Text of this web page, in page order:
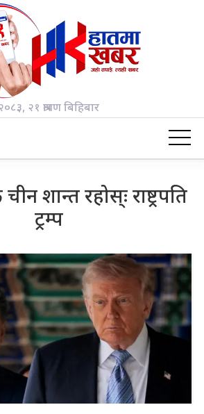
२१ श्रावण बिहिबार
शान्त रहोस्ः राष्ट्रपति
ट्रम्प